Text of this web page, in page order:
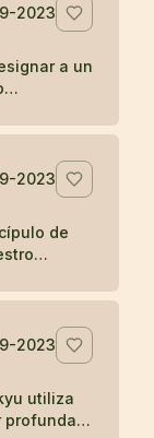
su deseo
el satori
liberarse
2023
a un
monjes
la
la
acción
2023
de
por
relación
de
2023
utiliza
profundas